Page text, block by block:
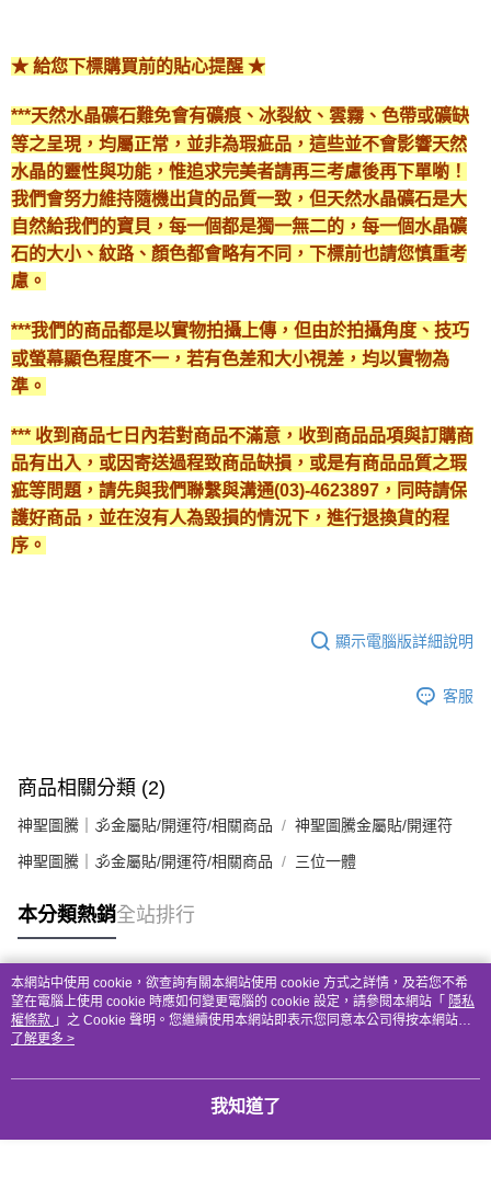
★ 給您下標購買前的貼心提醒 ★
***天然水晶礦石難免會有礦痕、冰裂紋、雲霧、色帶或礦缺
等之呈現，均屬正常，並非為瑕疵品，這些並不會影響天然
水晶的靈性與功能，惟追求完美者請再三考慮後再下單喲！
我們會努力維持隨機出貨的品質一致，但天然水晶礦石是大
自然給我們的寶貝，每一個都是獨一無二的，每一個水晶礦
石的大小、紋路、顏色都會略有不同，下標前也請您慎重考
慮。
***我們的商品都是以實物拍攝上傳，但由於拍攝角度、技巧
或螢幕顯色程度不一，若有色差和大小視差，均以實物為
準。
*** 收到商品七日內若對商品不滿意，收到商品品項與訂購商
品有出入，或因寄送過程致商品缺損，或是有商品品質之瑕
疵等問題，請先與我們聯繫與溝通(03)-4623897，同時請保
護好商品，並在沒有人為毀損的情況下，進行退換貨的程
序。
顯示電腦版詳細說明
客服
商品相關分類 (2)
神聖圖騰｜🕉金屬貼/開運符/相關商品 神聖圖騰金屬貼/開運符
神聖圖騰｜🕉金屬貼/開運符/相關商品 三位一體
本分類熱銷全站排行
熱門標籤
本網站中使用 cookie，欲查詢有關本網站使用 cookie 方式之詳情，及若您不希
望在電腦上使用 cookie 時應如何變更電腦的 cookie 設定，請參閱本網站「 隱私
權條款 」之 Cookie 聲明。您繼續使用本網站即表示您同意本公司得按本網站使
用條款之 Cookie 聲明使用 cookie。
了解更多 >
我知道了